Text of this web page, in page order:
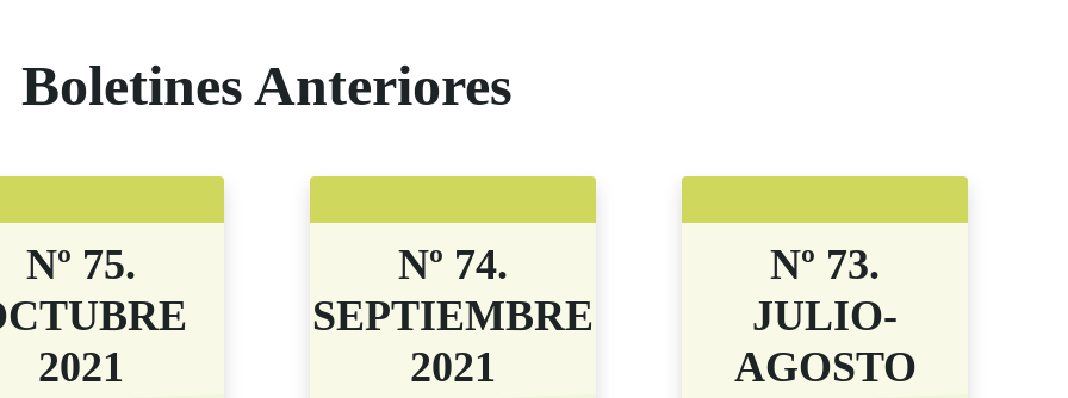
de Madrid -
Boletines Anteriores
Nº 75.
2021
Nº 74.
SEPTIEMBRE
2021
Nº 73.
JULIO-
AGOSTO